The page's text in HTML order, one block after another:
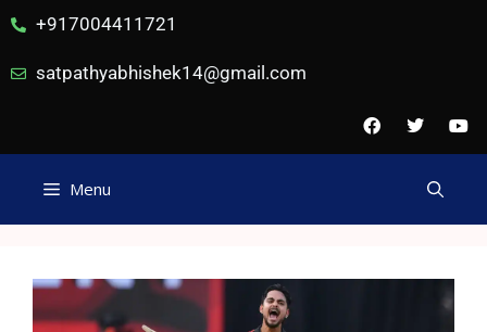
+917004411721
satpathyabhishek14@gmail.com
Menu